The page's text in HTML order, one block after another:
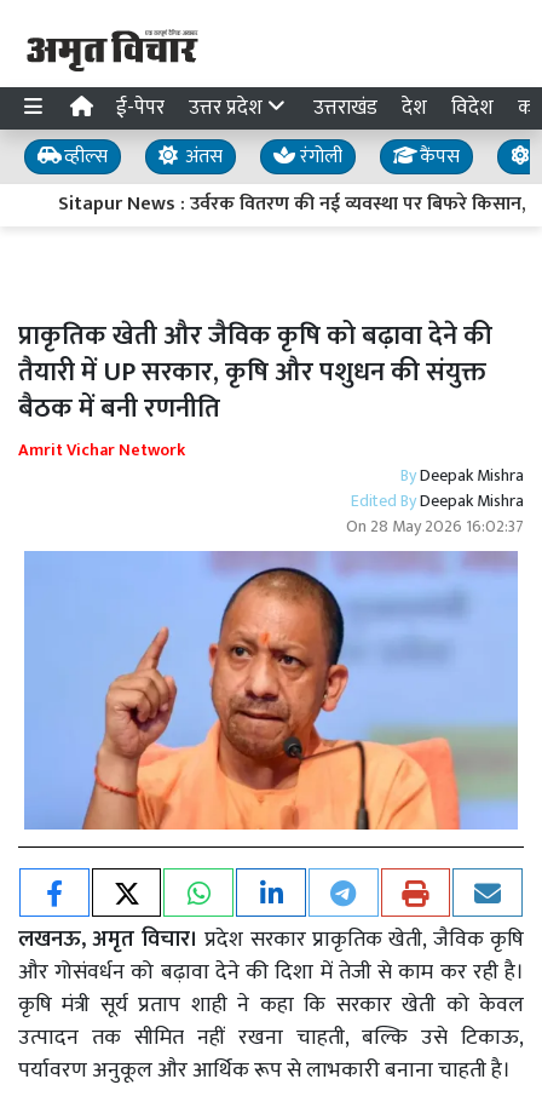
ई-पेपर उत्तर प्रदेश उत्तराखंड देश विदेश
व्हील्स अंतस रंगोली कैंपस
Sitapur News : उर्वरक वितरण की नई व्यवस्था पर बिफरे किसान,
प्राकृतिक खेती और जैविक कृषि को बढ़ावा देने की
तैयारी में UP सरकार, कृषि और पशुधन की संयुक्त
बैठक में बनी रणनीति
Amrit Vichar Network
ByDeepak Mishra
Edited ByDeepak Mishra
On 28 May 2026 16:02:37
लखनऊ, अमृत विचार। प्रदेश सरकार प्राकृतिक खेती, जैविक कृषि
और गोसंवर्धन को बढ़ावा देने की दिशा में तेजी से काम कर रही है।
कृषि मंत्री सूर्य प्रताप शाही ने कहा कि सरकार खेती को केवल
उत्पादन तक सीमित नहीं रखना चाहती, बल्कि उसे टिकाऊ,
पर्यावरण अनुकूल और आर्थिक रूप से लाभकारी बनाना चाहती है।